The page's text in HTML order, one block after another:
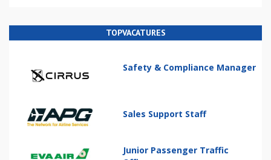
TOPVACATURES
Safety & Compliance Manager
Sales Support Staff
Junior Passenger Traffic